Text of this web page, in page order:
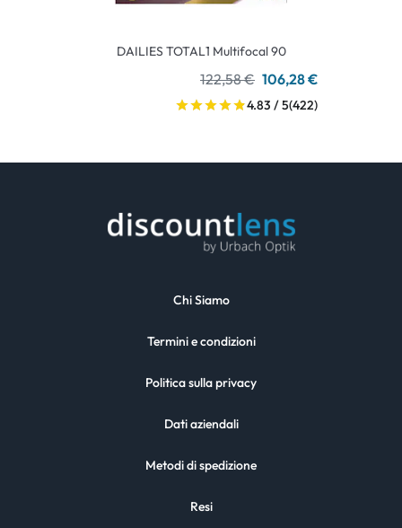
DAILIES TOTAL1 Multifocal 90
122,58 € 106,28 €
4.83 / 5(422)
Chi Siamo
Termini e condizioni
Politica sulla privacy
Dati aziendali
Metodi di spedizione
Resi